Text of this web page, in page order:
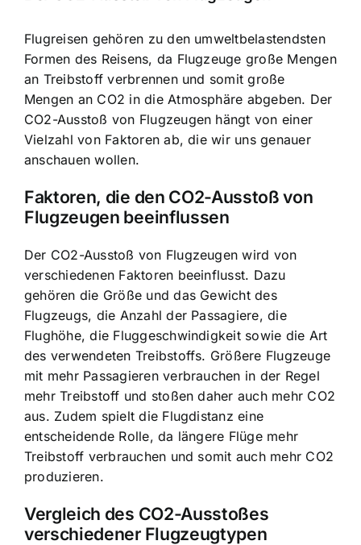
Flugreisen gehören zu den umweltbelastendsten
Formen des Reisens, da Flugzeuge große Mengen
an Treibstoff verbrennen und somit große
Mengen an CO2 in die Atmosphäre abgeben. Der
CO2-Ausstoß von Flugzeugen hängt von einer
Vielzahl von Faktoren ab, die wir uns genauer
anschauen wollen.
Faktoren, die den CO2-Ausstoß von
Flugzeugen beeinflussen
Der CO2-Ausstoß von Flugzeugen wird von
verschiedenen Faktoren beeinflusst. Dazu
gehören die Größe und das Gewicht des
Flugzeugs, die Anzahl der Passagiere, die
Flughöhe, die Fluggeschwindigkeit sowie die Art
des verwendeten Treibstoffs. Größere Flugzeuge
mit mehr Passagieren verbrauchen in der Regel
mehr Treibstoff und stoßen daher auch mehr CO2
aus. Zudem spielt die Flugdistanz eine
entscheidende Rolle, da längere Flüge mehr
Treibstoff verbrauchen und somit auch mehr CO2
produzieren.
Vergleich des CO2-Ausstoßes
verschiedener Flugzeugtypen